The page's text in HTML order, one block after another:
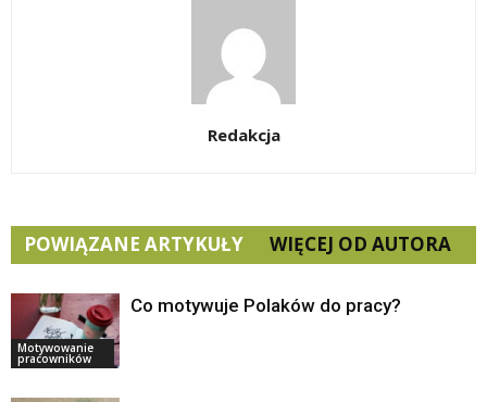
Redakcja
POWIĄZANE ARTYKUŁY WIĘCEJ OD AUTORA
Motywowanie
pracowników
Co motywuje Polaków do pracy?